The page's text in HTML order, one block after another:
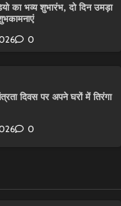
का भव्य शुभारंभ, दो दिन उमड़ा
0
दिवस पर अपने घरों में तिरंगा
0